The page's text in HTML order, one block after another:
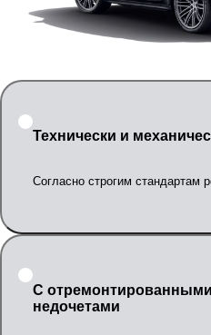
Технически и
Согласно строгим стандартам
С
недочетами